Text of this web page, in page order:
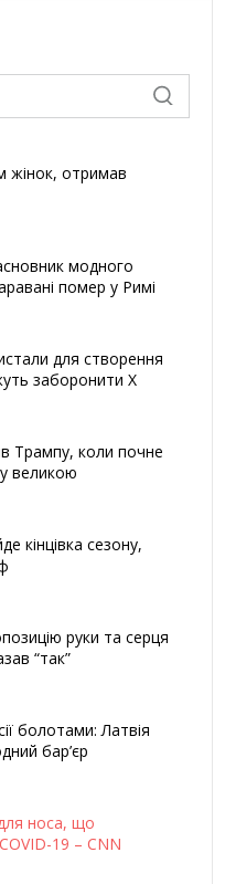
жінок, отримав
модного
помер у Римі
для створення
заборонити Х
Трампу, коли почне
великою
кінцівка сезону,
руки та серця
“так”
болотами: Латвія
бар’єр
носа, що
19 – CNN